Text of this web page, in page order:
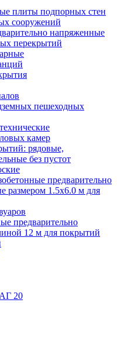
плиты подпорных стен
сооружений
напряженные
перекрытий
пешеходных
камер
рядовые,
без пустот
предварительно
размером 1.5х6.0 м для
предварительно
12 м для покрытий
20